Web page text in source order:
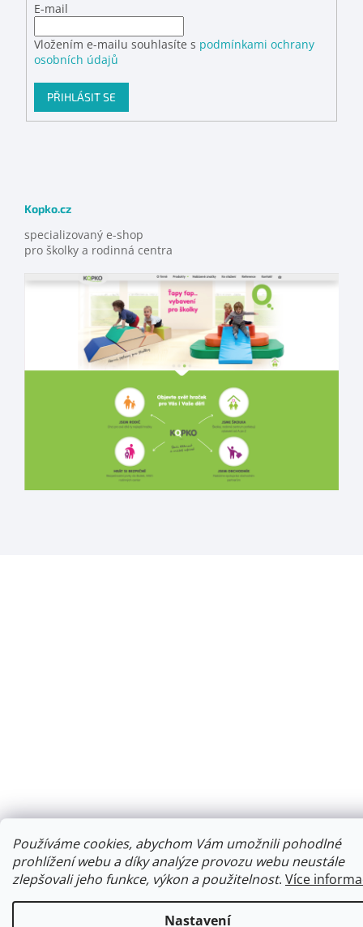
Používáme cookies, abychom Vám umožnili pohodlné
prohlížení webu a díky analýze provozu webu neustále
zlepšovali jeho funkce, výkon a použitelnost. Více
Nastavení
E-mail
Vložením e-mailu souhlasíte s podmínkami ochrany
osobních údajů
PŘIHLÁSIT SE
Kopko.cz
specializovaný e-shop
pro školky a rodinná centra